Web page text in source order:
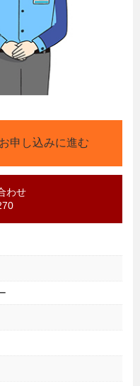
申し込みに進む
わせ